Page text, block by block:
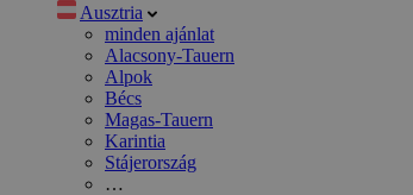
Ausztria
minden ajánlat
Alacsony-Tauern
Alpok
Bécs
Magas-Tauern
Karintia
Stájerország
…